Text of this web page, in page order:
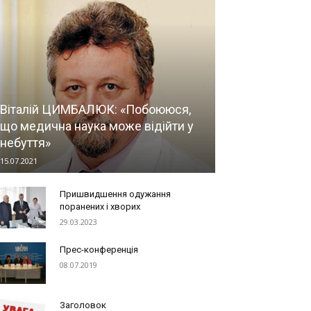
Віталій ЦИМБАЛЮК: «Побоююся,
що медична наука може відійти у
небуття»
15.07.2021
Пришвидшення одужання
поранених і хворих
29.03.2023
Прес-конференція
08.07.2019
Заголовок